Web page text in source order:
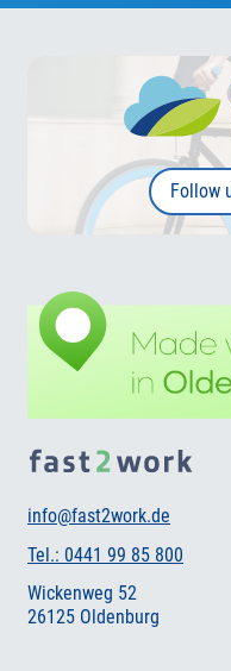
Follow
info@fast2work.de
Tel.: 0441 99 85 800
Wickenweg 52
26125 Oldenburg